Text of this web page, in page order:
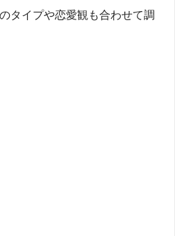
タイプや恋愛観も合わせて調